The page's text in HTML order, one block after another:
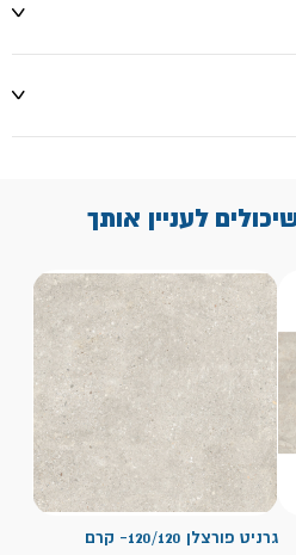
לעניין אותך
גרניט פורצלן 120/120- קרם